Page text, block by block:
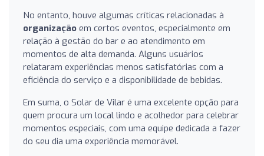
No entanto, houve algumas críticas relacionadas à
organização em certos eventos, especialmente em
relação à gestão do bar e ao atendimento em
momentos de alta demanda. Alguns usuários
relataram experiências menos satisfatórias com a
eficiência do serviço e a disponibilidade de bebidas.
Em suma, o Solar de Vilar é uma excelente opção para
quem procura um local lindo e acolhedor para celebrar
momentos especiais, com uma equipe dedicada a fazer
do seu dia uma experiência memorável.